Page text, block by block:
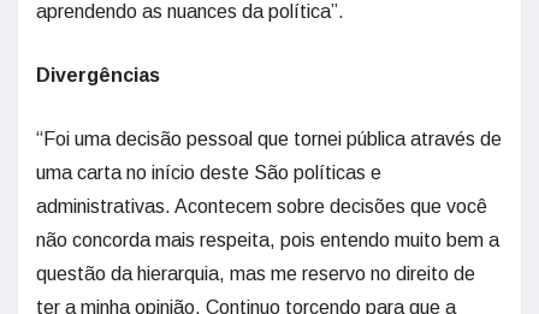
aprendendo as nuances da política”.
Divergências
“Foi uma decisão pessoal que tornei pública através de
uma carta no início deste São políticas e
administrativas. Acontecem sobre decisões que você
não concorda mais respeita, pois entendo muito bem a
questão da hierarquia, mas me reservo no direito de
ter a minha opinião. Continuo torcendo para que a